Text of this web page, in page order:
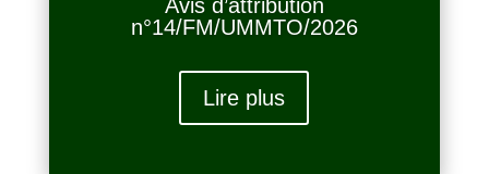
Avis d’attribution
n°14/FM/UMMTO/2026
Lire plus